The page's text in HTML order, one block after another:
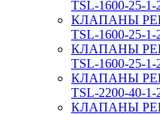
TSL-1600-25-1-
КЛАПАНЫ
TSL-1600-25-1-
КЛАПАНЫ
TSL-1600-25-1-
КЛАПАНЫ
TSL-2200-40-1-
КЛАПАНЫ